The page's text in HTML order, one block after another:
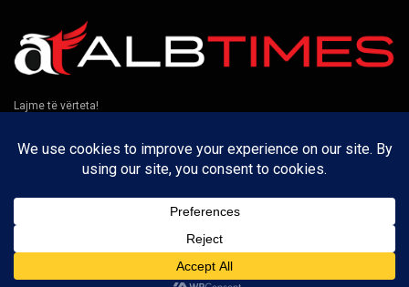
Lajme të vërteta!
Të tjera
Kontakt Puno me ne Privatësia
Na ndiqni